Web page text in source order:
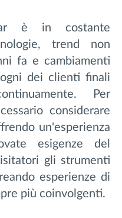
è in costante
trend non
fa e cambiamenti
dei clienti finali
Per
considerare
un'esperienza
esigenze del
gli strumenti
esperienze di
più coinvolgenti.